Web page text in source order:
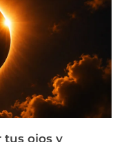
tus ojos y